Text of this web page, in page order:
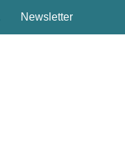
Newsletter